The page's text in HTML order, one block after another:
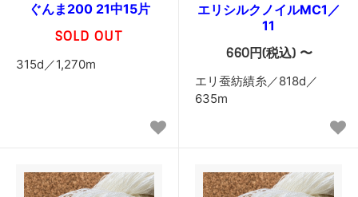
ぐんま200 21中15片
SOLD OUT
315d／1,270m
エリシルクノイルMC1／
11
660円(税込) 〜
エリ蚕紡績糸／818d／
635m